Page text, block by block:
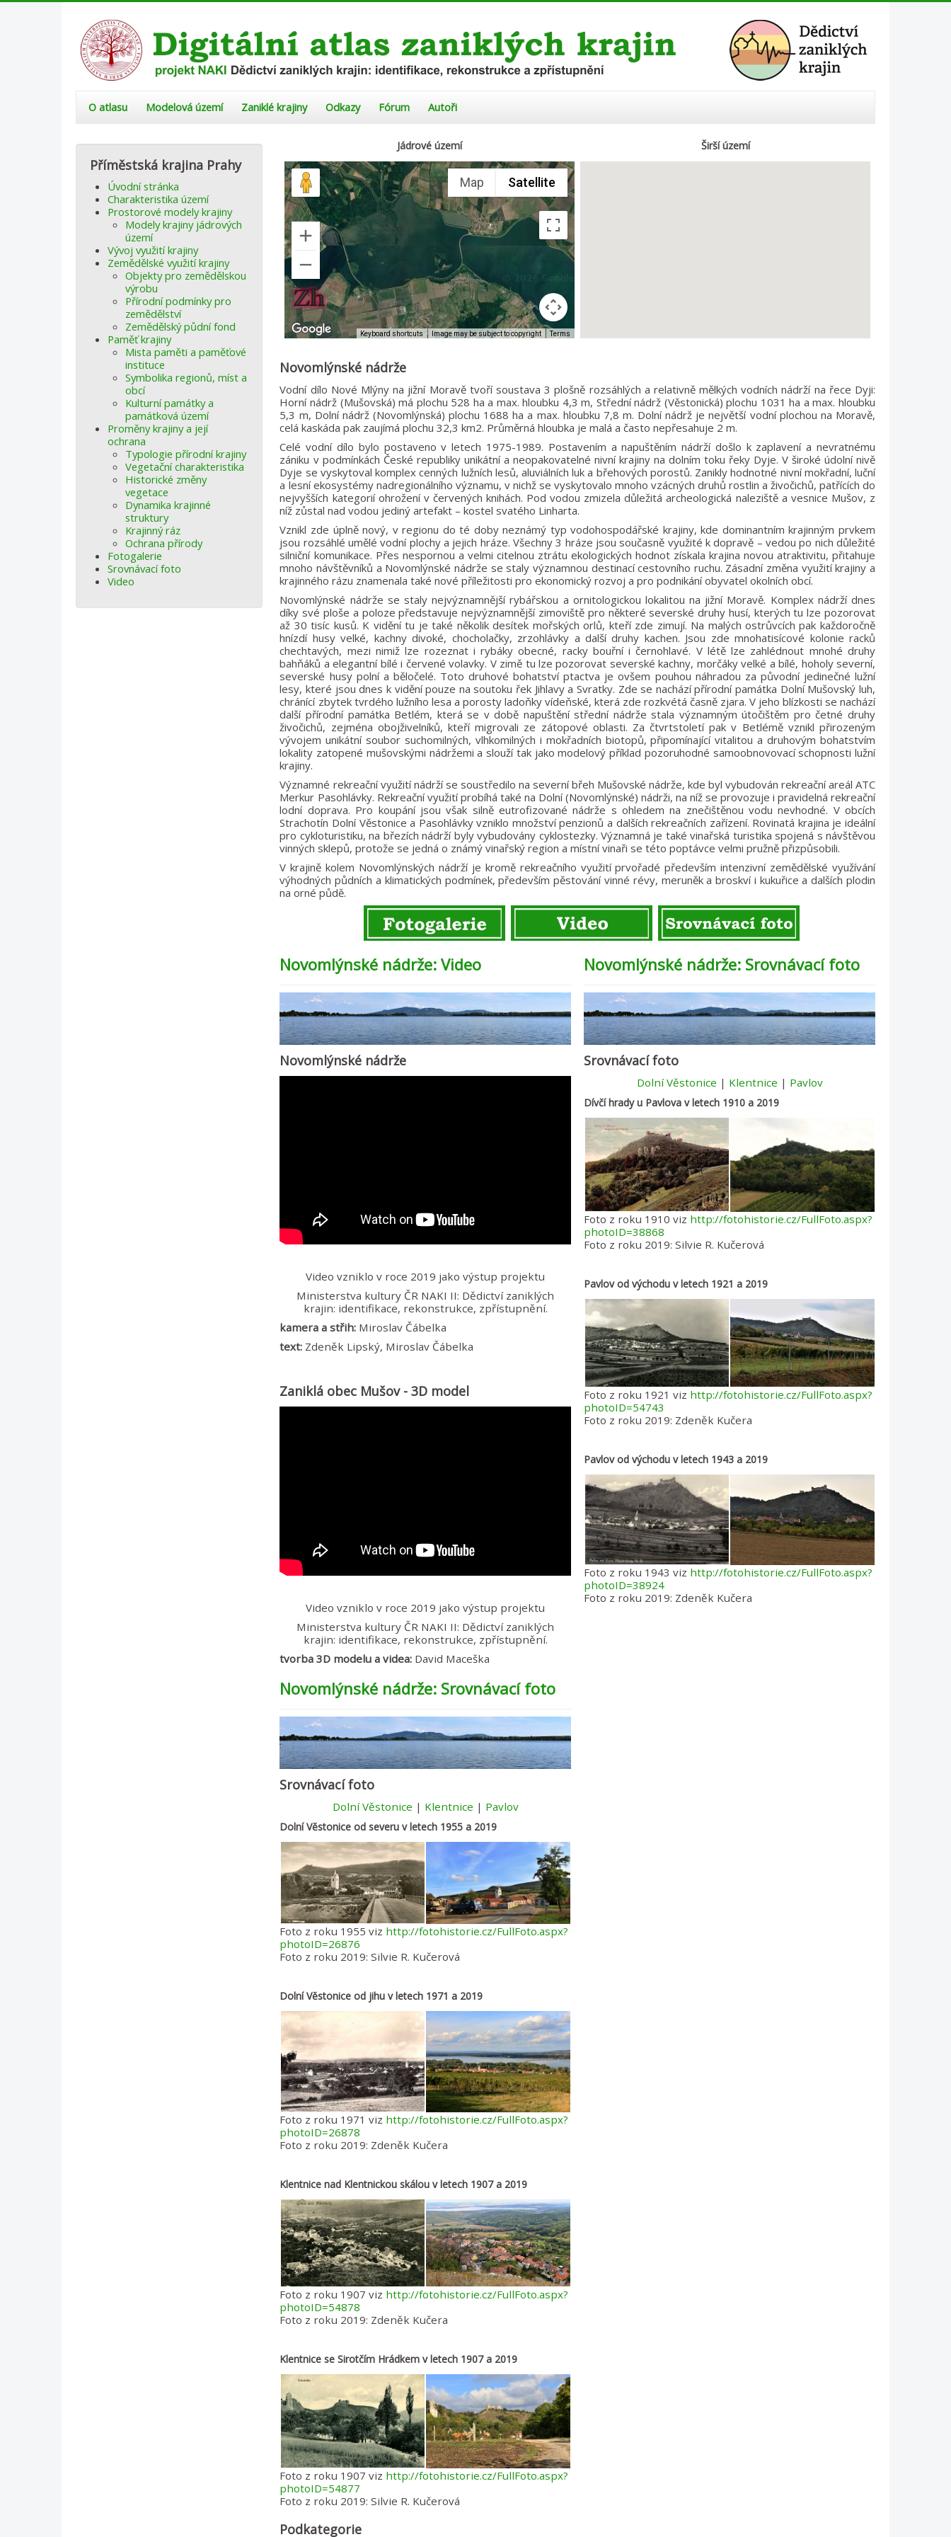
O atlasu Modelová území Zaniklé krajiny Odkazy Fórum Autoři
Příměstská krajina Prahy
Úvodní stránka
Charakteristika území
Prostorové modely krajiny
Modely krajiny jádrových
území
Vývoj využití krajiny
Zemědělské využití krajiny
Objekty pro zemědělskou
výrobu
Přírodní podmínky pro
zemědělství
Zemědělský půdní fond
Paměť krajiny
Mista paměti a paměťové
instituce
Symbolika regionů, míst a
obcí
Kulturní památky a
památková území
Proměny krajiny a její
ochrana
Typologie přírodní krajiny
Vegetační charakteristika
Historické změny
vegetace
Dynamika krajinné
struktury
Krajinný ráz
Ochrana přírody
Fotogalerie
Srovnávací foto
Video
Jádrové území Širší území
Map Satellite
Keyboard shortcuts Image may be subject to copyright Terms
Novomlýnské nádrže
Vodní dílo Nové Mlýny na jižní Moravě tvoří soustava 3 plošně rozsáhlých a relativně mělkých vodních nádrží na řece Dyji:
Horní nádrž (Mušovská) má plochu 528 ha a max. hloubku 4,3 m, Střední nádrž (Věstonická) plochu 1031 ha a max. hloubku
5,3 m, Dolní nádrž (Novomlýnská) plochu 1688 ha a max. hloubku 7,8 m. Dolní nádrž je největší vodní plochou na Moravě,
celá kaskáda pak zaujímá plochu 32,3 km2. Průměrná hloubka je malá a často nepřesahuje 2 m.
Celé vodní dílo bylo postaveno v letech 1975-1989. Postavením a napuštěním nádrží došlo k zaplavení a nevratnému
zániku v podmínkách České republiky unikátní a neopakovatelné nivní krajiny na dolním toku řeky Dyje. V široké údolní nivě
Dyje se vyskytoval komplex cenných lužních lesů, aluviálních luk a břehových porostů. Zanikly hodnotné nivní mokřadní, luční
a lesní ekosystémy nadregionálního významu, v nichž se vyskytovalo mnoho vzácných druhů rostlin a živočichů, patřících do
nejvyšších kategorií ohrožení v červených knihách. Pod vodou zmizela důležitá archeologická naleziště a vesnice Mušov, z
níž zůstal nad vodou jediný artefakt – kostel svatého Linharta.
Vznikl zde úplně nový, v regionu do té doby neznámý typ vodohospodářské krajiny, kde dominantním krajinným prvkem
jsou rozsáhlé umělé vodní plochy a jejich hráze. Všechny 3 hráze jsou současně využité k dopravě – vedou po nich důležité
silniční komunikace. Přes nespornou a velmi citelnou ztrátu ekologických hodnot získala krajina novou atraktivitu, přitahuje
mnoho návštěvníků a Novomlýnské nádrže se staly významnou destinací cestovního ruchu. Zásadní změna využití krajiny a
krajinného rázu znamenala také nové příležitosti pro ekonomický rozvoj a pro podnikání obyvatel okolních obcí.
Novomlýnské nádrže se staly nejvýznamnější rybářskou a ornitologickou lokalitou na jižní Moravě. Komplex nádrží dnes
díky své ploše a poloze představuje nejvýznamnější zimoviště pro některé severské druhy husí, kterých tu lze pozorovat
až 30 tisíc kusů. K vidění tu je také několik desítek mořských orlů, kteří zde zimují. Na malých ostrůvcích pak každoročně
hnízdí husy velké, kachny divoké, chocholačky, zrzohlávky a další druhy kachen. Jsou zde mnohatisícové kolonie racků
chechtavých, mezi nimiž lze rozeznat i rybáky obecné, racky bouřní i černohlavé. V létě lze zahlédnout mnohé druhy
bahňáků a elegantní bílé i červené volavky. V zimě tu lze pozorovat severské kachny, morčáky velké a bílé, hoholy severní,
severské husy polní a běločelé. Toto druhové bohatství ptactva je ovšem pouhou náhradou za původní jedinečné lužní
lesy, které jsou dnes k vidění pouze na soutoku řek Jihlavy a Svratky. Zde se nachází přírodní památka Dolní Mušovský luh,
chránící zbytek tvrdého lužního lesa a porosty ladoňky vídeňské, která zde rozkvétá časně zjara. V jeho blízkosti se nachází
další přírodní památka Betlém, která se v době napuštění střední nádrže stala významným útočištěm pro četné druhy
živočichů, zejména obojživelníků, kteří migrovali ze zátopové oblasti. Za čtvrtstoletí pak v Betlémě vznikl přirozeným
vývojem unikátní soubor suchomilných, vlhkomilných i mokřadních biotopů, připomínající vitalitou a druhovým bohatstvím
lokality zatopené mušovskými nádržemi a slouží tak jako modelový příklad pozoruhodné samoobnovovací schopnosti lužní
krajiny.
Významné rekreační využití nádrží se soustředilo na severní břeh Mušovské nádrže, kde byl vybudován rekreační areál ATC
Merkur Pasohlávky. Rekreační využití probíhá také na Dolní (Novomlýnské) nádrži, na níž se provozuje i pravidelná rekreační
lodní doprava. Pro koupání jsou však silně eutrofizované nádrže s ohledem na znečištěnou vodu nevhodné. V obcích
Strachotín Dolní Věstonice a Pasohlávky vzniklo množství penzionů a dalších rekreačních zařízení. Rovinatá krajina je ideální
pro cykloturistiku, na březích nádrží byly vybudovány cyklostezky. Významná je také vinařská turistika spojená s návštěvou
vinných sklepů, protože se jedná o známý vinařský region a místní vinaři se této poptávce velmi pružně přizpůsobili.
V krajině kolem Novomlýnských nádrží je kromě rekreačního využití prvořadé především intenzivní zemědělské využívání
výhodných půdních a klimatických podmínek, především pěstování vinné révy, meruněk a broskví i kukuřice a dalších plodin
na orné půdě.
Novomlýnské nádrže: Video
Novomlýnské nádrže
Video vzniklo v roce 2019 jako výstup projektu
Ministerstva kultury ČR NAKI II: Dědictví zaniklých
krajin: identifikace, rekonstrukce, zpřístupnění.
kamera a střih: Miroslav Čábelka
text: Zdeněk Lipský, Miroslav Čábelka
Zaniklá obec Mušov - 3D model
Video vzniklo v roce 2019 jako výstup projektu
Ministerstva kultury ČR NAKI II: Dědictví zaniklých
krajin: identifikace, rekonstrukce, zpřístupnění.
tvorba 3D modelu a videa: David Maceška
Novomlýnské nádrže: Srovnávací foto
Srovnávací foto
Dolní Věstonice | Klentnice | Pavlov
Dívčí hrady u Pavlova v letech 1910 a 2019
Foto z roku 1910 viz http://fotohistorie.cz/FullFoto.aspx?
photoID=38868
Foto z roku 2019: Silvie R. Kučerová
Pavlov od východu v letech 1921 a 2019
Foto z roku 1921 viz http://fotohistorie.cz/FullFoto.aspx?
photoID=54743
Foto z roku 2019: Zdeněk Kučera
Pavlov od východu v letech 1943 a 2019
Foto z roku 1943 viz http://fotohistorie.cz/FullFoto.aspx?
photoID=38924
Foto z roku 2019: Zdeněk Kučera
Novomlýnské nádrže: Srovnávací foto
Srovnávací foto
Dolní Věstonice | Klentnice | Pavlov
Dolní Věstonice od severu v letech 1955 a 2019
Foto z roku 1955 viz http://fotohistorie.cz/FullFoto.aspx?
photoID=26876
Foto z roku 2019: Silvie R. Kučerová
Dolní Věstonice od jihu v letech 1971 a 2019
Foto z roku 1971 viz http://fotohistorie.cz/FullFoto.aspx?
photoID=26878
Foto z roku 2019: Zdeněk Kučera
Klentnice nad Klentnickou skálou v letech 1907 a 2019
Foto z roku 1907 viz http://fotohistorie.cz/FullFoto.aspx?
photoID=54878
Foto z roku 2019: Zdeněk Kučera
Klentnice se Sirotčím Hrádkem v letech 1907 a 2019
Foto z roku 1907 viz http://fotohistorie.cz/FullFoto.aspx?
photoID=54877
Foto z roku 2019: Silvie R. Kučerová
Podkategorie